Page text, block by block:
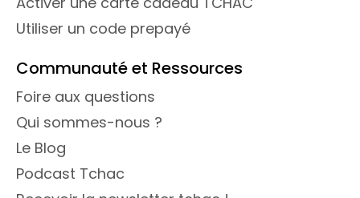
Utiliser un code prepayé
Communauté et Ressources
Foire aux questions
Qui sommes-nous ?
Le Blog
Podcast Tchac